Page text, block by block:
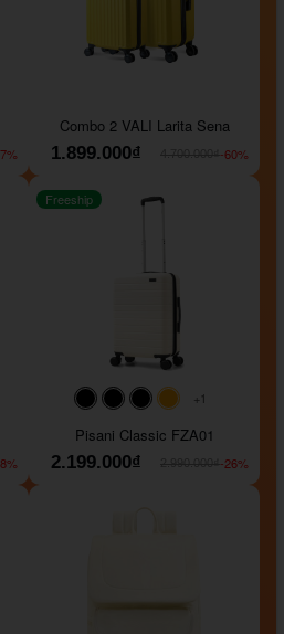
Combo 2 VALI Larita Sena
1.899.000₫
-60%
#000000#000000
#000000
#ffa500
+1
Freeship
Pisani Classic FZA01
2.199.000₫
-26%